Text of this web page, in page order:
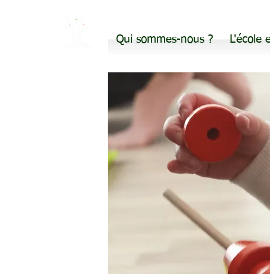
Qui sommes-nous ? L'école